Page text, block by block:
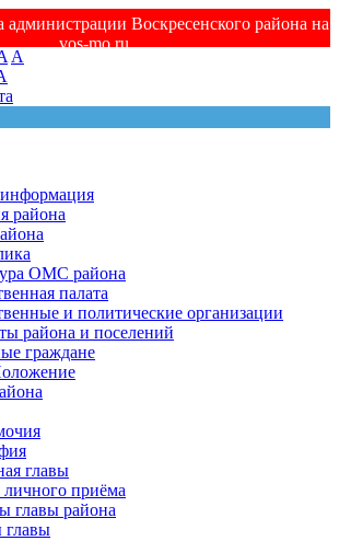
администрации Воскресенского района на
vos-mo.ru
A
района
ОМС района
палата
и политические организации
района и поселений
граждане
главы
приёма
главы района
главы